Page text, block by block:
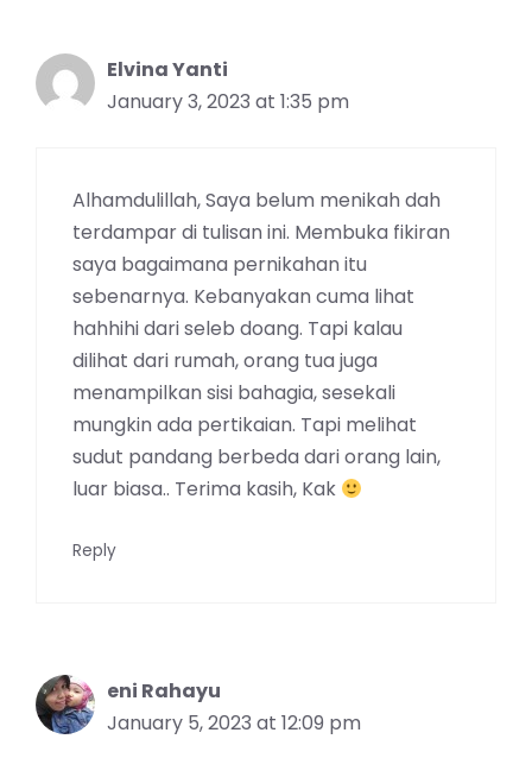
Elvina Yanti
January 3, 2023 at 1:35 pm
Alhamdulillah, Saya belum menikah dah
terdampar di tulisan ini. Membuka fikiran
saya bagaimana pernikahan itu
sebenarnya. Kebanyakan cuma lihat
hahhihi dari seleb doang. Tapi kalau
dilihat dari rumah, orang tua juga
menampilkan sisi bahagia, sesekali
mungkin ada pertikaian. Tapi melihat
sudut pandang berbeda dari orang lain,
luar biasa.. Terima kasih, Kak
Reply
eni Rahayu
January 5, 2023 at 12:09 pm